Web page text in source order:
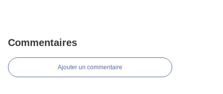
Commentaires
Ajouter un commentaire